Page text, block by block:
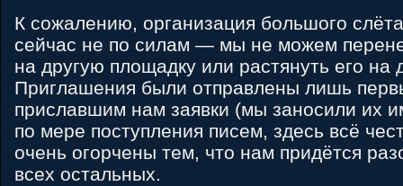
К сожалению, организация большого
сейчас не по силам — мы не можем
на другую площадку или растянуть его на
Приглашения были отправлены лишь
приславшим нам заявки (мы заносили их
по мере поступления писем, здесь всё
очень огорчены тем, что нам придётся
всех остальных.